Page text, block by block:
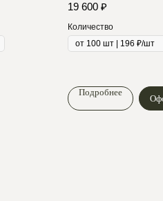
19 600 ₽
Количество
Подробнее